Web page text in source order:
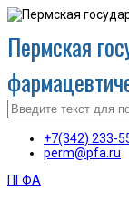
Пермская
+7(342) 233-
perm@pfa.ru
ПГФА